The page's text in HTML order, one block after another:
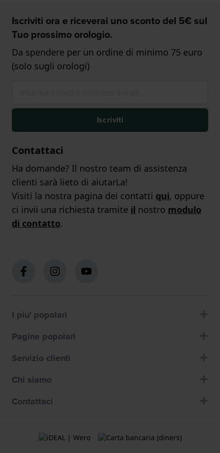
Iscriviti ora e riceverai uno sconto del 5€ sul
Tuo prossimo orologio.
Da spendere per un ordine di minimo 75 euro
(solo sugli orologi)
Iscriviti
Contattaci
Ha domande? Il nostro team di assistenza
clienti sarà lieto di aiutarLa!
Visiti la nostra pagina dei contatti qui, oppure
ci invii una richiesta tramite il nostro modulo
di contatto.
I piu' popolari
Pagine popolari
Servizio clienti
Chi siamo
Contattaci